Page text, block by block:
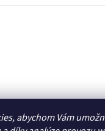
abychom Vám